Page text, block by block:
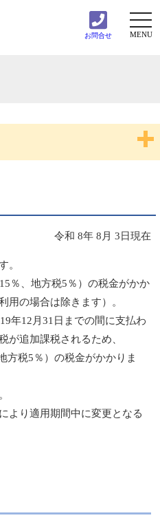
お問合せ MENU
令和 8年 8月 3日現在
。
％、地方税5％）の税金がかか
用の場合は除きます）。
年12月31日までの間に支払わ
が追加課税されるため、
方税5％）の税金がかかりま
より適用期間中に変更となる